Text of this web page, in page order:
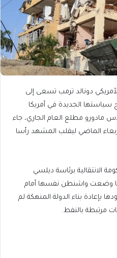
دونالد ترمب تسعى إلى
سياستها الجديدة في أمريكا
مادورو مطلع العام الجاري، جاء
الماضي ليقلب المشهد رأسا
الانتقالية برئاسة ديلسي
كما وضعت واشنطن نفسها أمام
بإعادة بناء الدولة المنهكة لم
مرتبطة بالنفط.